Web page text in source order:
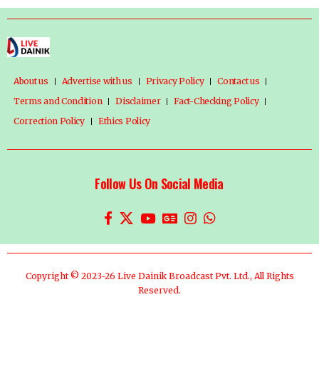
About us Advertise with us Privacy Policy
Contact us
Terms and Condition
Disclaimer
Fact-Checking Policy
Correction Policy
Ethics Policy
Follow Us On Social Media
Copyright © 2023-26 Live Dainik Broadcast Pvt. Ltd., All Rights
Reserved.